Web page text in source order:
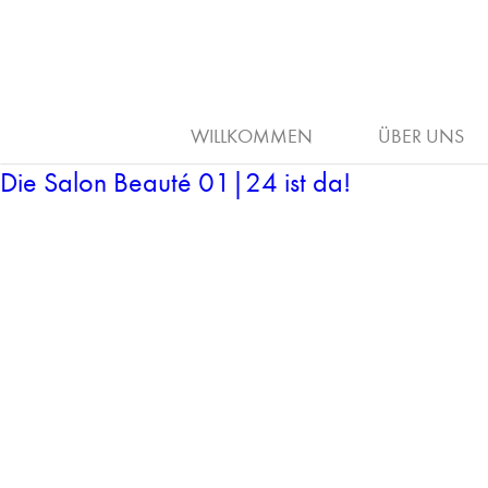
WILLKOMMEN ÜBER UNS
SCHNITT
Die Salon Beauté 01|24 ist da!